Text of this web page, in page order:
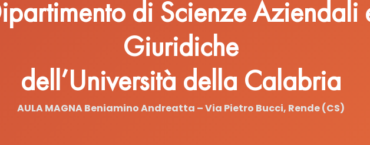
di Scienze Aziendali
Giuridiche
dell’Università della Calabria
AULA MAGNA Beniamino Andreatta – Via Pietro Bucci, Rende (CS)